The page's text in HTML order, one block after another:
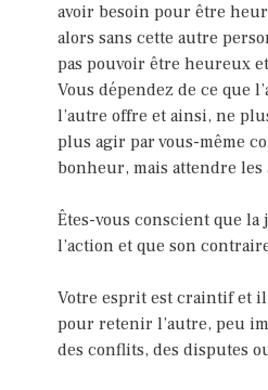
avoir besoin pour être
alors sans cette autre
pas pouvoir être heureux
Vous dépendez de ce que
l’autre offre et ainsi, ne
plus agir par vous-même
bonheur, mais attendre les
Êtes-vous conscient que la
l’action et que son
Votre esprit est craintif et
pour retenir l’autre, peu
des conflits, des disputes